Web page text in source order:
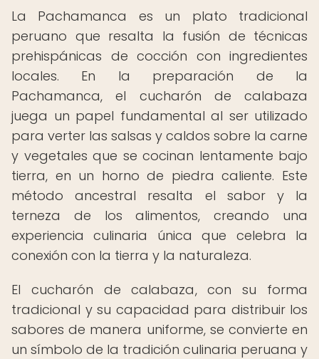
La Pachamanca es un plato tradicional
peruano que resalta la fusión de técnicas
prehispánicas de cocción con ingredientes
locales. En la preparación de la
Pachamanca, el cucharón de calabaza
juega un papel fundamental al ser utilizado
para verter las salsas y caldos sobre la carne
y vegetales que se cocinan lentamente bajo
tierra, en un horno de piedra caliente. Este
método ancestral resalta el sabor y la
terneza de los alimentos, creando una
experiencia culinaria única que celebra la
conexión con la tierra y la naturaleza.
El cucharón de calabaza, con su forma
tradicional y su capacidad para distribuir los
sabores de manera uniforme, se convierte en
un símbolo de la tradición culinaria peruana y